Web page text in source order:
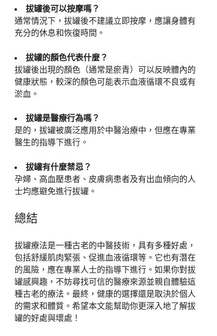
拔罐後可以按摩嗎？
通常情況下，拔罐後不建議立即按摩，應讓身體有
充分的休息和恢復時間。
拔罐的顏色代表什麼？
拔罐後出現的顏色（通常是瘀青）可以反映體內的
健康狀態，較深的顏色可能表示血液循環不良或有
淤血。
拔罐是醫療行為嗎？
是的，拔罐被廣泛應用於中醫治療中，但應在專業
醫生的指導下進行。
拔罐有什麼禁忌？
孕婦、高血壓患者、皮膚病患者及有出血傾向的人
士均應避免進行拔罐。
總結
拔罐療法是一種古老的中醫技術，具有多種好處，
包括舒緩肌肉緊張、促進血液循環等。它也有潛在
的風險，應在專業人士的指導下進行。如果你對拔
罐感興趣，不妨尋找可信的醫療來源並親自體驗這
種古老的療法。最終，健康的選擇還是取決於個人
的需求和體質。希望本文能幫助你更深入地了解拔
罐的好處與壞處！